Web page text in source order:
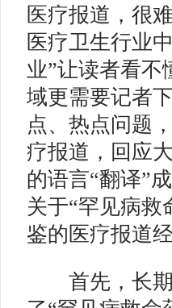
医疗报道，很
医疗卫生行业
业”让读者看不
域更需要记者
点、热点问题
疗报道，回应
的语言“翻译”
关于“罕见病救
鉴的医疗报道经
首先，长期